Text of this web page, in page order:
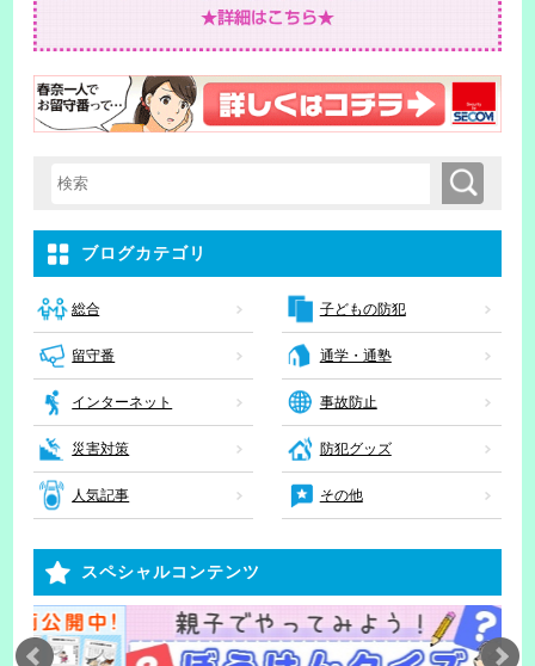
検索キーワード入力 検索
ブログカテゴリ
総合 子どもの防犯
留守番 通学・通塾
インターネット 事故防止
災害対策 防犯グッズ
人気記事 その他
スペシャルコンテンツ